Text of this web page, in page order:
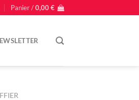
Panier /0,00€